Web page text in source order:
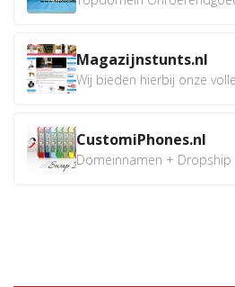
Magazijnstunts.nl
CustomiPhones.nl